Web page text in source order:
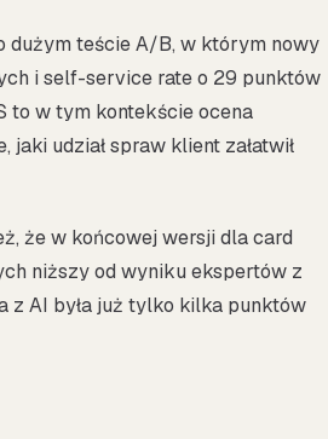
dużym teście A/B, w którym nowy
i self-service rate o 29 punktów
to w tym kontekście ocena
udział spraw klient załatwił
że w końcowej wersji dla card
niższy od wyniku ekspertów z
z AI była już tylko kilka punktów